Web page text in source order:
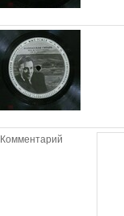
Комментарий